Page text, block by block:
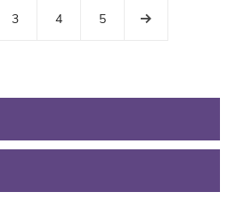
3 4 5